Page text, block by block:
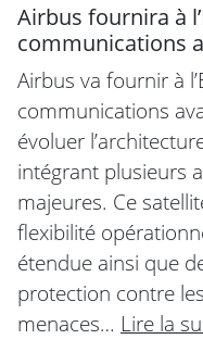
Airbus fournira à
communications
Airbus va fournir à
communications
évoluer
intégrant plusieurs
majeures. Ce
flexibilité
étendue ainsi que
protection contre
menaces… Lire la